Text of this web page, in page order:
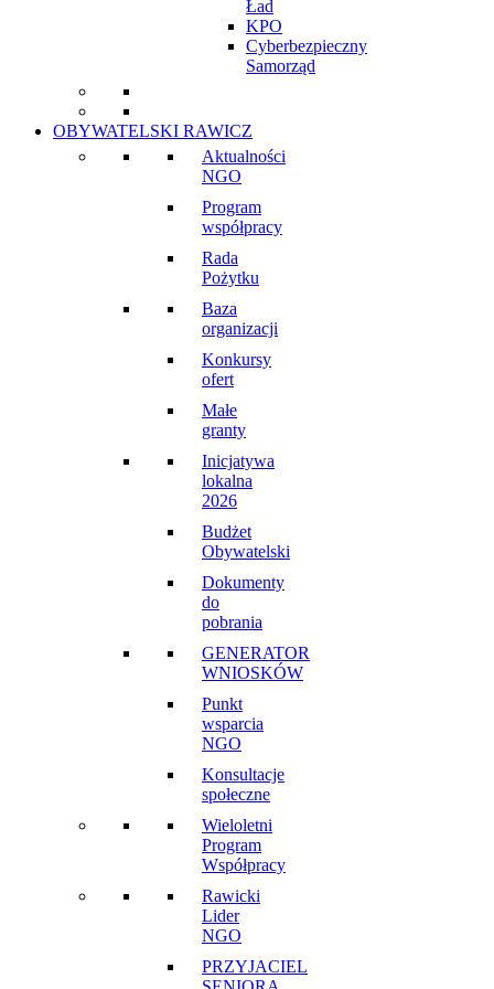
Ład
KPO
Cyberbezpieczny
Samorząd
OBYWATELSKI RAWICZ
Aktualności
NGO
Program
współpracy
Rada
Pożytku
Baza
organizacji
Konkursy
ofert
Małe
granty
Inicjatywa
lokalna
2026
Budżet
Obywatelski
Dokumenty
do
pobrania
GENERATOR
WNIOSKÓW
Punkt
wsparcia
NGO
Konsultacje
społeczne
Wieloletni
Program
Współpracy
Rawicki
Lider
NGO
PRZYJACIEL